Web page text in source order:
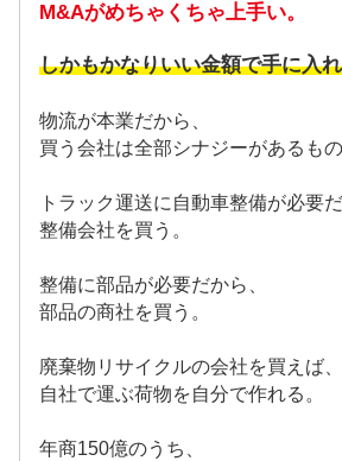
M&Aがめちゃくちゃ上手い。
しかもかなりいい金額で手に入
物流が本業だから、
買う会社は全部シナジーがあるもの
トラック運送に自動車整備が必要だ
整備会社を買う。
整備に部品が必要だから、
部品の商社を買う。
廃棄物リサイクルの会社を買えば、
自社で運ぶ荷物を自分で作れる。
年商150億のうち、